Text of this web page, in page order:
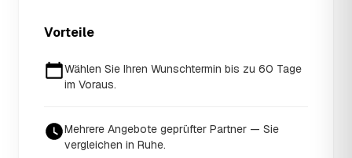
Vorteile
Wählen Sie Ihren Wunschtermin bis zu 60 Tage
im Voraus.
Mehrere Angebote geprüfter Partner — Sie
vergleichen in Ruhe.